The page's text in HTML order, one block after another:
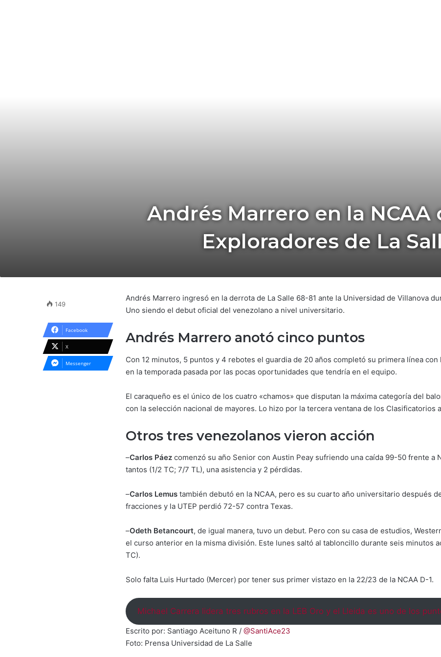
Andrés Marrero en la NCAA
Exploradores de La
Andrés Marrero ingresó en la derrota de La Salle 68-81 ante la Universidad de Villanova
Uno siendo el debut oficial del venezolano a nivel universitario.
Andrés Marrero anotó cinco puntos
Con 12 minutos, 5 puntos y 4 rebotes el guardia de 20 años completó su primera línea
en la temporada pasada por las pocas oportunidades que tendría en el equipo.
El caraqueño es el único de los cuatro «chamos» que disputan la máxima categoría del
con la selección nacional de mayores. Lo hizo por la tercera ventana de los Clasificatorios
Otros tres venezolanos vieron acción
–Carlos Páez comenzó su año Senior con Austin Peay sufriendo una caída 99-50 frente a
tantos (1/2 TC; 7/7 TL), una asistencia y 2 pérdidas.
–Carlos Lemus también debutó en la NCAA, pero es su cuarto año universitario después
fracciones y la UTEP perdió 72-57 contra Texas.
–Odeth Betancourt, de igual manera, tuvo un debut. Pero con su casa de estudios,
el curso anterior en la misma división. Este lunes saltó al tabloncillo durante seis minutos
TC).
Solo falta Luis Hurtado (Mercer) por tener sus primer vistazo en la 22/23 de la NCAA D-1.
Michael Carrera lidera tres rubros en la LEB Oro y el Lleida es uno de los
Escrito por: Santiago Aceituno R / @SantiAce23
Foto: Prensa Universidad de La Salle
149
Facebook
X
Messenger